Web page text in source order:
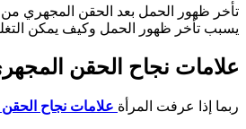
تأخر ظهور الحمل بعد الحقن المجهري من
يسبب تأخر ظهور الحمل وكيف يمكن
علامات نجاح الحقن
ربما إذا عرفت المرأة علامات نجاح